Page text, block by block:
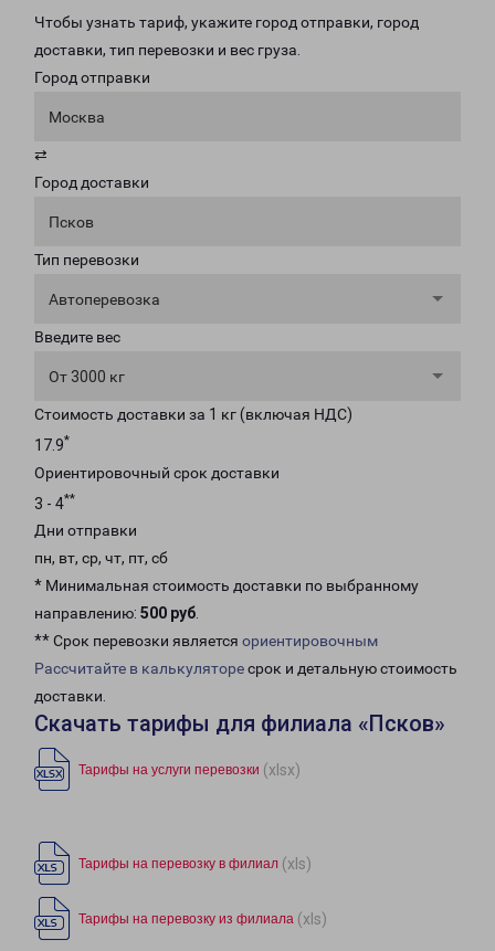
Чтобы узнать тариф, укажите город отправки, город
доставки, тип перевозки и вес груза.
Город отправки
Москва
⇄
Город доставки
Псков
Тип перевозки
Автоперевозка
Введите вес
От 3000 кг
Стоимость доставки за 1 кг (включая НДС)
17.9*
Ориентировочный срок доставки
3 - 4**
Дни отправки
пн, вт, ср, чт, пт, сб
* Минимальная стоимость доставки по выбранному
направлению: 500 руб.
** Срок перевозки является ориентировочным
Рассчитайте в калькуляторесрок и детальную стоимость
доставки.
Скачать тарифы для филиала «Псков»
Тарифы на услуги перевозки (xlsx)
Тарифы на перевозку в филиал (xls)
Тарифы на перевозку из филиала (xls)